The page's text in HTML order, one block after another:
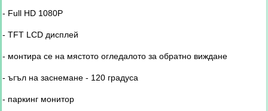
- Full HD 1080P
- TFT LCD дисплей
- монтира се на мястото огледалото за обратно виждане
- ъгъл на заснемане - 120 градуса
- паркинг монитор